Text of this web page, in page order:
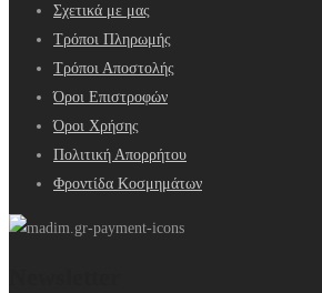
Σχετικά με μας
Τρόποι Πληρωμής
Τρόποι Αποστολής
Όροι Επιστροφών
Όροι Χρήσης
Πολιτική Απορρήτου
Φροντίδα Κοσμημάτων